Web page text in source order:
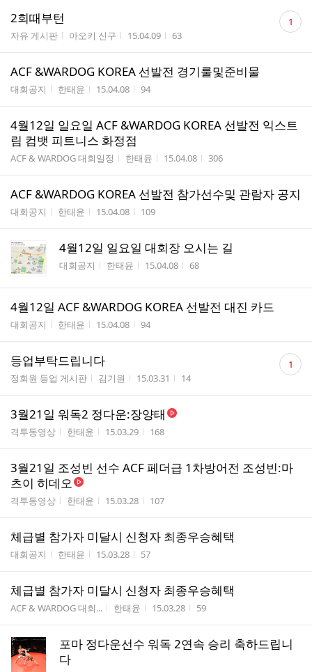
2회때부턴
게시판명
자유 게시판 작성자
아오키 신구 작성시간
15.04.09 조회수
63
댓
글 1
ACF &WARDOG KOREA 선발전 경기룰및준비물
게시판명
대회공지 작성자
한태윤 작성시간
15.04.08 조회수
94
4월12일 일요일 ACF &WARDOG KOREA 선발전 익스트
림 컴뱃 피트니스 화정점
게시판명
ACF & WARDOG 대회일정 작성자
한태윤 작성시간
15.04.08 조회수
306
ACF &WARDOG KOREA 선발전 참가선수및 관람자 공지
게시판명
대회공지 작성자
한태윤 작성시간
15.04.08 조회수
109
4월12일 일요일 대회장 오시는 길
게시판명
대회공지 작성자
한태윤 작성시간
15.04.08 조회수
68
4월12일 ACF &WARDOG KOREA 선발전 대진 카드
게시판명
대회공지 작성자
한태윤 작성시간
15.04.08 조회수
94
등업부탁드립니다
게시판명
정회원 등업 게시판 작성자
김기원 작성시간
15.03.31 조회수
14
댓
글 1
3월21일 워독2 정다운:장양태
게시판명
격투동영상 작성자
한태윤 작성시간
15.03.29 조회수
168
3월21일 조성빈 선수 ACF 페더급 1차방어전 조성빈:마
츠이 히데오
게시판명
격투동영상 작성자
한태윤 작성시간
15.03.28 조회수
107
체급별 참가자 미달시 신청자 최종우승혜택
게시판명
대회공지 작성자
한태윤 작성시간
15.03.28 조회수
57
체급별 참가자 미달시 신청자 최종우승혜택
게시판명
ACF & WARDOG 대회... 작성자
한태윤 작성시간
15.03.28 조회수
59
포마 정다운선수 워독 2연속 승리 축하드립니
다